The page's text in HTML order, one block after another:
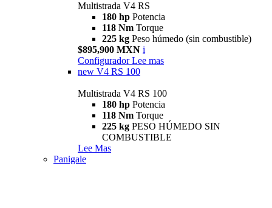
Multistrada V4 RS
180 hp Potencia
118 Nm Torque
225 kg Peso húmedo (sin combustible)
$895,900 MXN i
Configurador Lee mas
new V4 RS 100
Multistrada V4 RS 100
180 hp Potencia
118 Nm Torque
225 kg PESO HÚMEDO SIN
COMBUSTIBLE
Lee Mas
Panigale